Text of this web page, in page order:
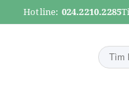
Hotline: 024.2210.2285